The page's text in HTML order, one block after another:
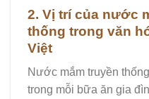
2. Vị trí của nước
thống trong văn
Việt
Nước mắm truyền
trong mỗi bữa ăn gia